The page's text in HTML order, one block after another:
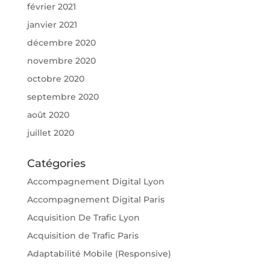
février 2021
janvier 2021
décembre 2020
novembre 2020
octobre 2020
septembre 2020
août 2020
juillet 2020
Catégories
Accompagnement Digital Lyon
Accompagnement Digital Paris
Acquisition De Trafic Lyon
Acquisition de Trafic Paris
Adaptabilité Mobile (Responsive)